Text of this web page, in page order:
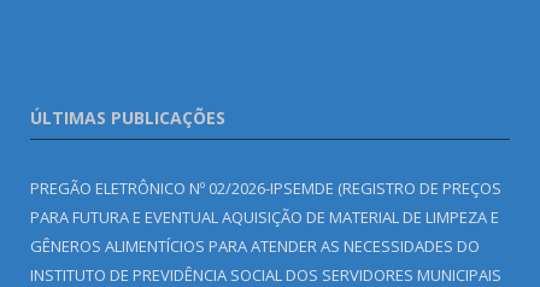
ÚLTIMAS PUBLICAÇÕES
PREGÃO ELETRÔNICO Nº 02/2026-IPSEMDE (REGISTRO DE PREÇOS
PARA FUTURA E EVENTUAL AQUISIÇÃO DE MATERIAL DE LIMPEZA E
GÊNEROS ALIMENTÍCIOS PARA ATENDER AS NECESSIDADES DO
INSTITUTO DE PREVIDÊNCIA SOCIAL DOS SERVIDORES MUNICIPAIS